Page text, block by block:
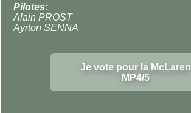
Pilotes:
Alain PROST
Ayrton SENNA
Je vote pour la McLaren
MP4/5